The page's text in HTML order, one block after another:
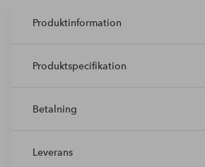
Produktinformation
Produktspecifikation
Betalning
Leverans